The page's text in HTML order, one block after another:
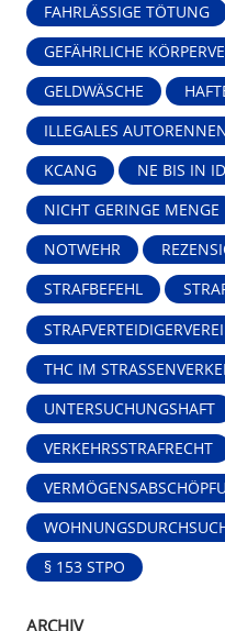
FAHRLÄSSIGE TÖTUNG
GEFÄHRLICHE
GELDWÄSCHE
ILLEGALES
KCANG NE BIS IN
NICHT GERINGE MENGE
NOTWEHR
STRAFBEFEHL
THC IM
UNTERSUCHUNGSHAFT
VERKEHRSSTRAFRECHT
§ 153 STPO
ARCHIV